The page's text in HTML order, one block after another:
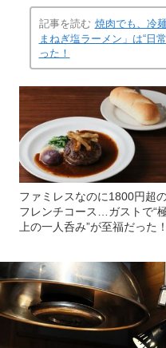
記事を読む 焼肉でも、冷
まねぎ塩ラーメン」は“日
った！
ファミレスなのに1800円超
フレンチコース…ガストで“
上の一人呑み”が至福だった！